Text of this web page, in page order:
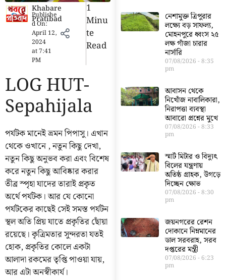
Khabare
Pratibad
Publishe
d On:
April 12,
2024
at7:41
PM
1
Minu
Te
Read
LOG HUT-
Sepahijala
পর্যটক মানেই ভ্রমন পিপাসু। এখান
থেকে ওখানে , নতুন কিছু দেখা,
নতুন কিছু অনুভব করা এবং বিশেষ
করে নতুন কিছু আবিষ্কার করার
তীব্র স্পৃহা যাদের তারাই প্রকৃত
অর্থে পর্যটক। আর যে কোনো
পর্যটকের কাছেই সেই সমস্ত পর্যটন
স্থল অতি প্রিয় যাতে প্রকৃতির ছোঁয়া
রয়েছে। কৃত্রিমতার সুন্দরতা যতই
হোক, প্রকৃতির কোলে একটা
আলাদা রকমের তৃপ্তি পাওয়া যায়,
আর এটা অনস্বীকার্য।
নেশামুক্ত ত্রিপুরার
লক্ষ্যে বড় সাফল্য,
মোহনপুরে ধ্বংস ২৫
লক্ষ গাঁজা চারার
নার্সারি
07/08/2026 8:35
pm
আবাসন থেকে
নিখোঁজ নাবালিকারা,
নিরাপত্তা ব্যবস্থা
আবারো প্রশ্নের মুখে
07/08/2026 8:33
pm
স্মার্ট মিটার ও বিদ্যুৎ
বিলের যন্ত্রণায়
অতিষ্ঠ গ্রাহক, উগড়ে
দিচ্ছেন ক্ষোভ
07/08/2026 8:30
pm
জয়নগরের রেশন
দোকানে নিম্নমানের
ডাল সরবরাহ, সরব
দপ্তরের মন্ত্রী
07/08/2026 6:23
pm